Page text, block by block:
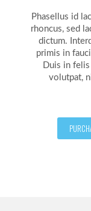
Phasellus id
rhoncus, sed
dictum.
primis in
Duis in
volutpat,